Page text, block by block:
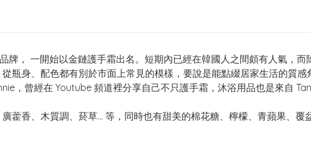
牌， 一開始以金鏈護手霜出名。短期內已經在韓國人之間頗有人氣，
瓶身、配色都有別於市面上常見的模樣，要說是能點綴居家生活的質感
，曾經在 Youtube 頻道裡分享自己不只護手霜，沐浴用品也是來自
藿香、木質調、菸草… 等，同時也有甜美的棉花糖、檸檬、青蘋果、覆